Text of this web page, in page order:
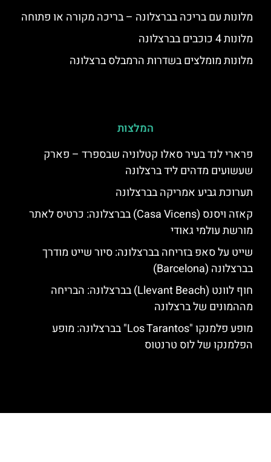
מלונות עם בריכה בברצלונה – בריכה מקורה או פתוחה
מלונות 4 כוכבים בברצלונה
מלונות מומלצים בשדרות הרמבלס ברצלונה
המלצות
פרארי לנד בעיר סאלו קטלוניה שבספרד – פארק
שעשועים מדהים ליד ברצלונה
תערוכת גביע אמריקה בברצלונה
קאזה ויסנס (Casa Vicens) בברצלונה: כרטיס לאתר
מורשת עולמי גאודי
שייט על סאפ בזריחה בברצלונה: סיור שייט מודרך
בברצלונה (Barcelona)
חוף לוונט (Llevant Beach) בברצלונה: הבריחה
מההמונים של ברצלונה
מופע פלמנקו "Los Tarantos" בברצלונה: מופע
הפלמנקו של לוס טרנטוס